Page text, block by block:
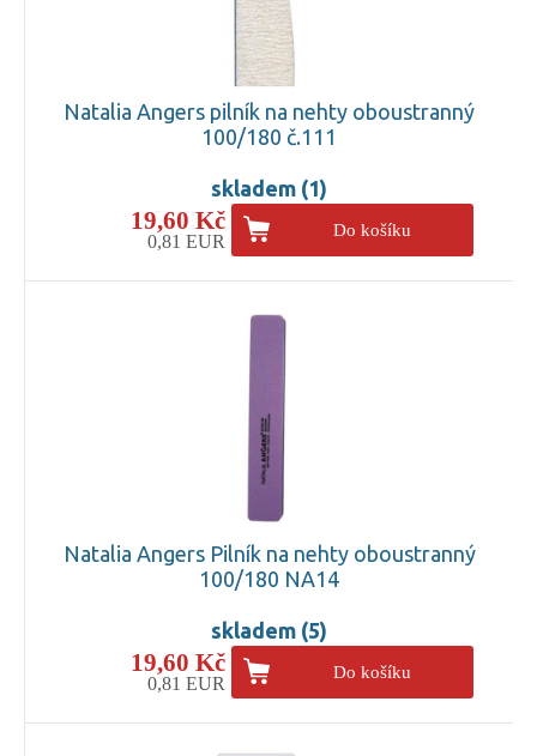
Natalia Angers pilník na nehty oboustranný
100/180 č.111
skladem (1)
19,60 Kč
0,81 EUR
Do košíku
Natalia Angers Pilník na nehty oboustranný
100/180 NA14
skladem (5)
19,60 Kč
0,81 EUR
Do košíku